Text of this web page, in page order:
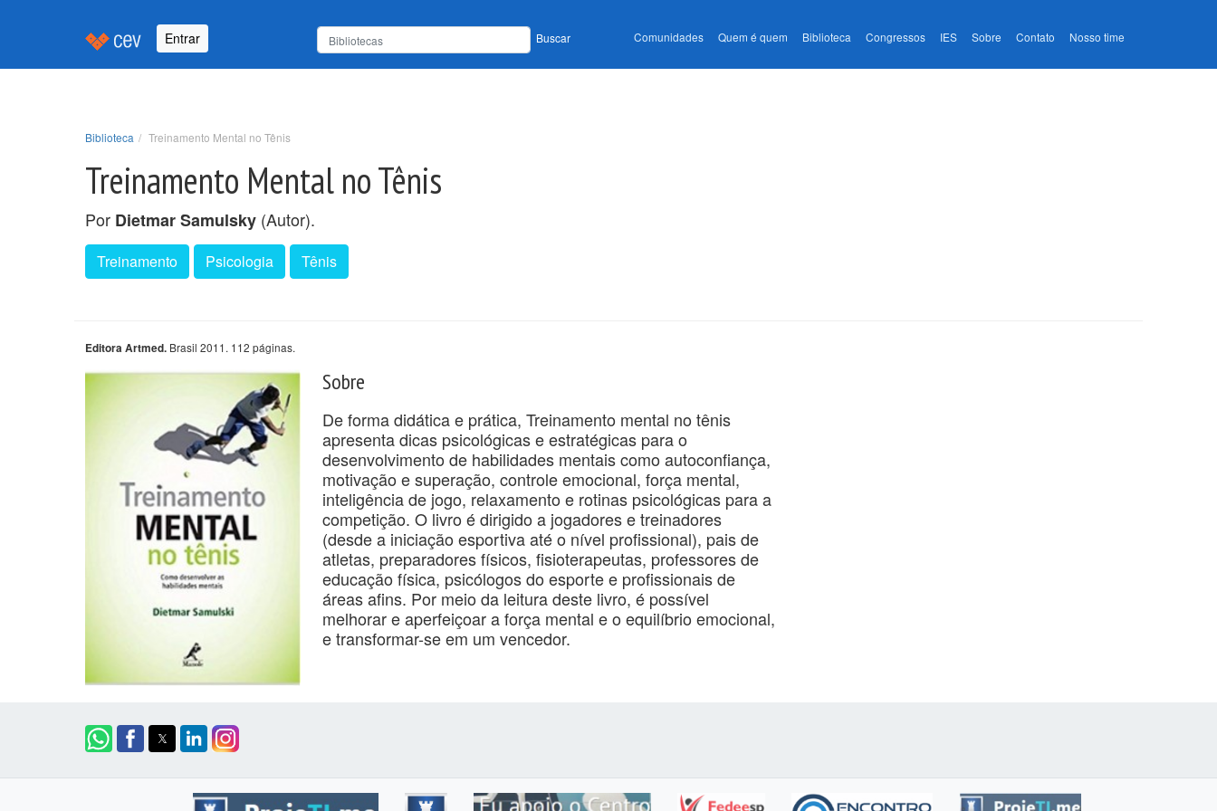
Entrar Buscar Comunidades Quem é quem Biblioteca Congressos IES Sobre Contato Nosso time
Biblioteca Treinamento Mental no Tênis
Treinamento Mental no Tênis
Por Dietmar Samulsky (Autor).
Treinamento Psicologia Tênis
Editora Artmed. Brasil 2011. 112 páginas.
Sobre
De forma didática e prática, Treinamento mental no tênis
apresenta dicas psicológicas e estratégicas para o
desenvolvimento de habilidades mentais como autoconfiança,
motivação e superação, controle emocional, força mental,
inteligência de jogo, relaxamento e rotinas psicológicas para a
competição. O livro é dirigido a jogadores e treinadores
(desde a iniciação esportiva até o nível profissional), pais de
atletas, preparadores físicos, fisioterapeutas, professores de
educação física, psicólogos do esporte e profissionais de
áreas afins. Por meio da leitura deste livro, é possível
melhorar e aperfeiçoar a força mental e o equilíbrio emocional,
e transformar-se em um vencedor.